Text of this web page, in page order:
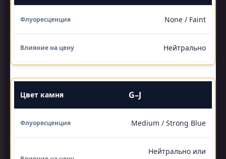
None / Faint
Нейтрально
G–J
Medium / Strong Blue
Нейтрально или